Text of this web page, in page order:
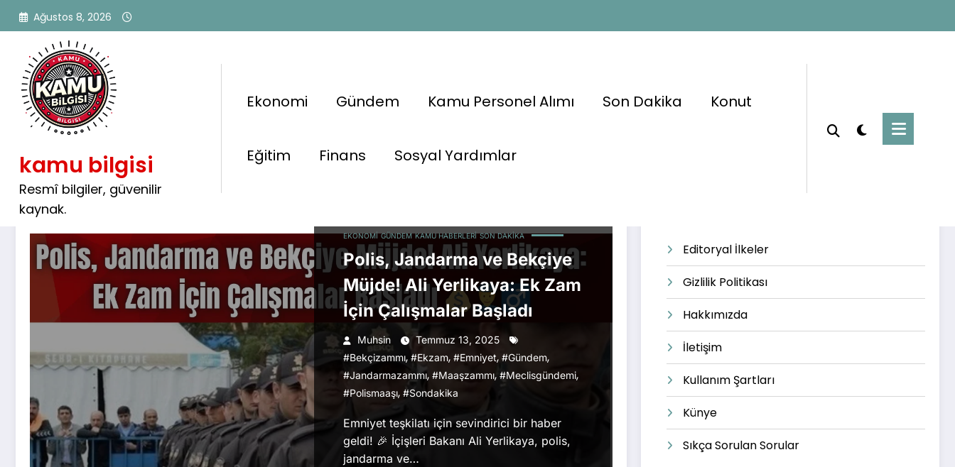
İçeriğe
atla
Ağustos 8, 2026
kamu bilgisi
Resmî bilgiler, güvenilir
kaynak.
Ekonomi Gündem Kamu Personel Alımı Son Dakika Konut
Eğitim Finans Sosyal Yardımlar
Etiket: #emniyet #emniyet
EKONOMI GÜNDEM KAMU HABERLERI SON DAKIKA
Polis, Jandarma ve Bekçiye
Müjde! Ali Yerlikaya: Ek Zam
İçin Çalışmalar Başladı
Muhsin
Temmuz 13, 2025
#bekçizammı, #ekzam, #emniyet, #gündem,
#jandarmazammı, #maaşzammı, #meclisgündemi,
#polismaaşı, #sondakika
Emniyet teşkilatı için sevindirici bir haber
geldi! 🎉 İçişleri Bakanı Ali Yerlikaya, polis,
jandarma ve…
Editoryal İlkeler
Gizlilik Politikası
Hakkımızda
İletişim
Kullanım Şartları
Künye
Sıkça Sorulan Sorular